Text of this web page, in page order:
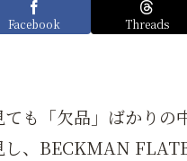
Facebook Threads
ても「欠品」ばかり
し、BECKMAN